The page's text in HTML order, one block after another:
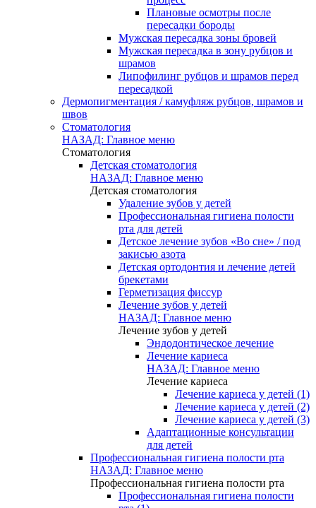
Плановые осмотры после
пересадки бороды
Мужская пересадка зоны бровей
Мужская пересадка в зону рубцов и
шрамов
Липофилинг рубцов и шрамов перед
пересадкой
Дермопигментация / камуфляж рубцов, шрамов и
швов
Стоматология
НАЗАД: Главное меню
Стоматология
Детская стоматология
НАЗАД: Главное меню
Детская стоматология
Удаление зубов у детей
Профессиональная гигиена полости
рта для детей
Детское лечение зубов «Во сне» / под
закисью азота
Детская ортодонтия и лечение детей
брекетами
Герметизация фиссур
Лечение зубов у детей
НАЗАД: Главное меню
Лечение зубов у детей
Эндодонтическое лечение
Лечение кариеса
НАЗАД: Главное меню
Лечение кариеса
Лечение кариеса у детей (1)
Лечение кариеса у детей (2)
Лечение кариеса у детей (3)
Адаптационные консультации
для детей
Профессиональная гигиена полости рта
НАЗАД: Главное меню
Профессиональная гигиена полости рта
Профессиональная гигиена полости